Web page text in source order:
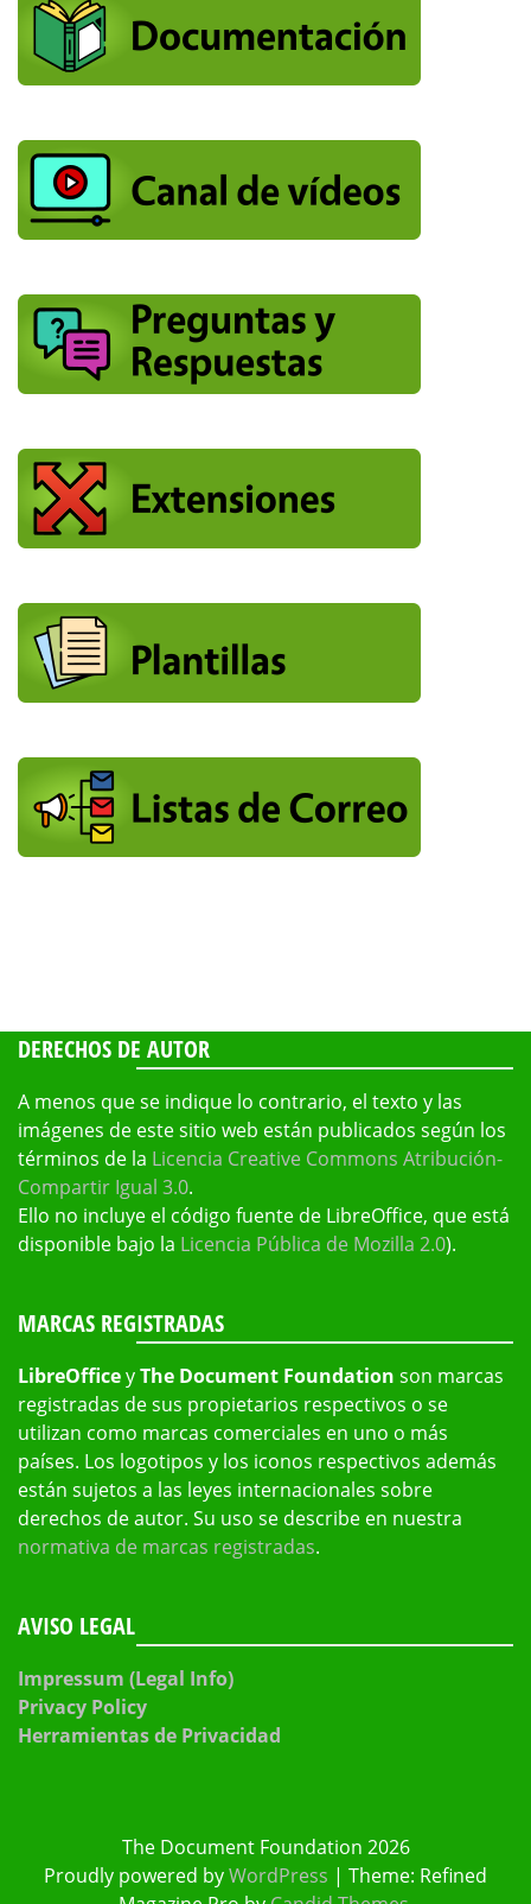
DERECHOS DE AUTOR
A menos que se indique lo contrario, el texto y las
imágenes de este sitio web están publicados según los
términos de la Licencia Creative Commons Atribución-
Compartir Igual 3.0.
Ello no incluye el código fuente de LibreOffice, que está
disponible bajo la Licencia Pública de Mozilla 2.0).
MARCAS REGISTRADAS
LibreOfficeyThe Document Foundation son marcas
registradas de sus propietarios respectivos o se
utilizan como marcas comerciales en uno o más
países. Los logotipos y los iconos respectivos además
están sujetos a las leyes internacionales sobre
derechos de autor. Su uso se describe en nuestra
normativa de marcas registradas.
AVISO LEGAL
Impressum (Legal Info)
Privacy Policy
Herramientas de Privacidad
The Document Foundation 2026
Proudly powered byWordPress | Theme: Refined